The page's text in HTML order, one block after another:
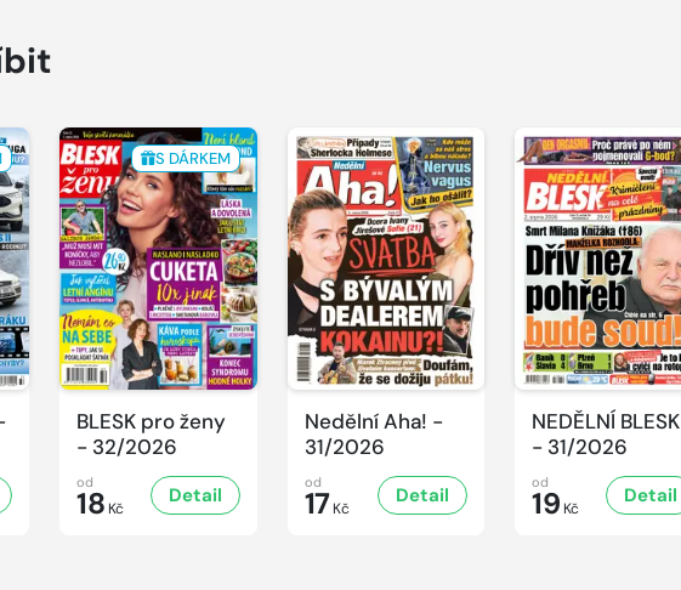
S DÁRKEM
BLESK pro ženy
- 32/2026
od
18 Kč
Detail
Nedělní Aha! -
31/2026
od
17 Kč
Detail
NEDĚLNÍ BLESK
- 31/2026
od
19 Kč
Detail